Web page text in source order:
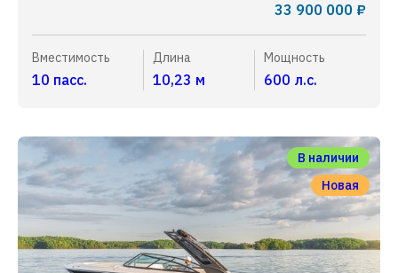
33 900 000 ₽
Вместимость
10 пасс.
Длина
10,23 м
Мощность
600 л.с.
В наличии
Новая